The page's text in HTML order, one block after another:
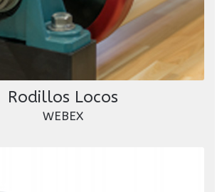
Rodillos Locos
WEBEX